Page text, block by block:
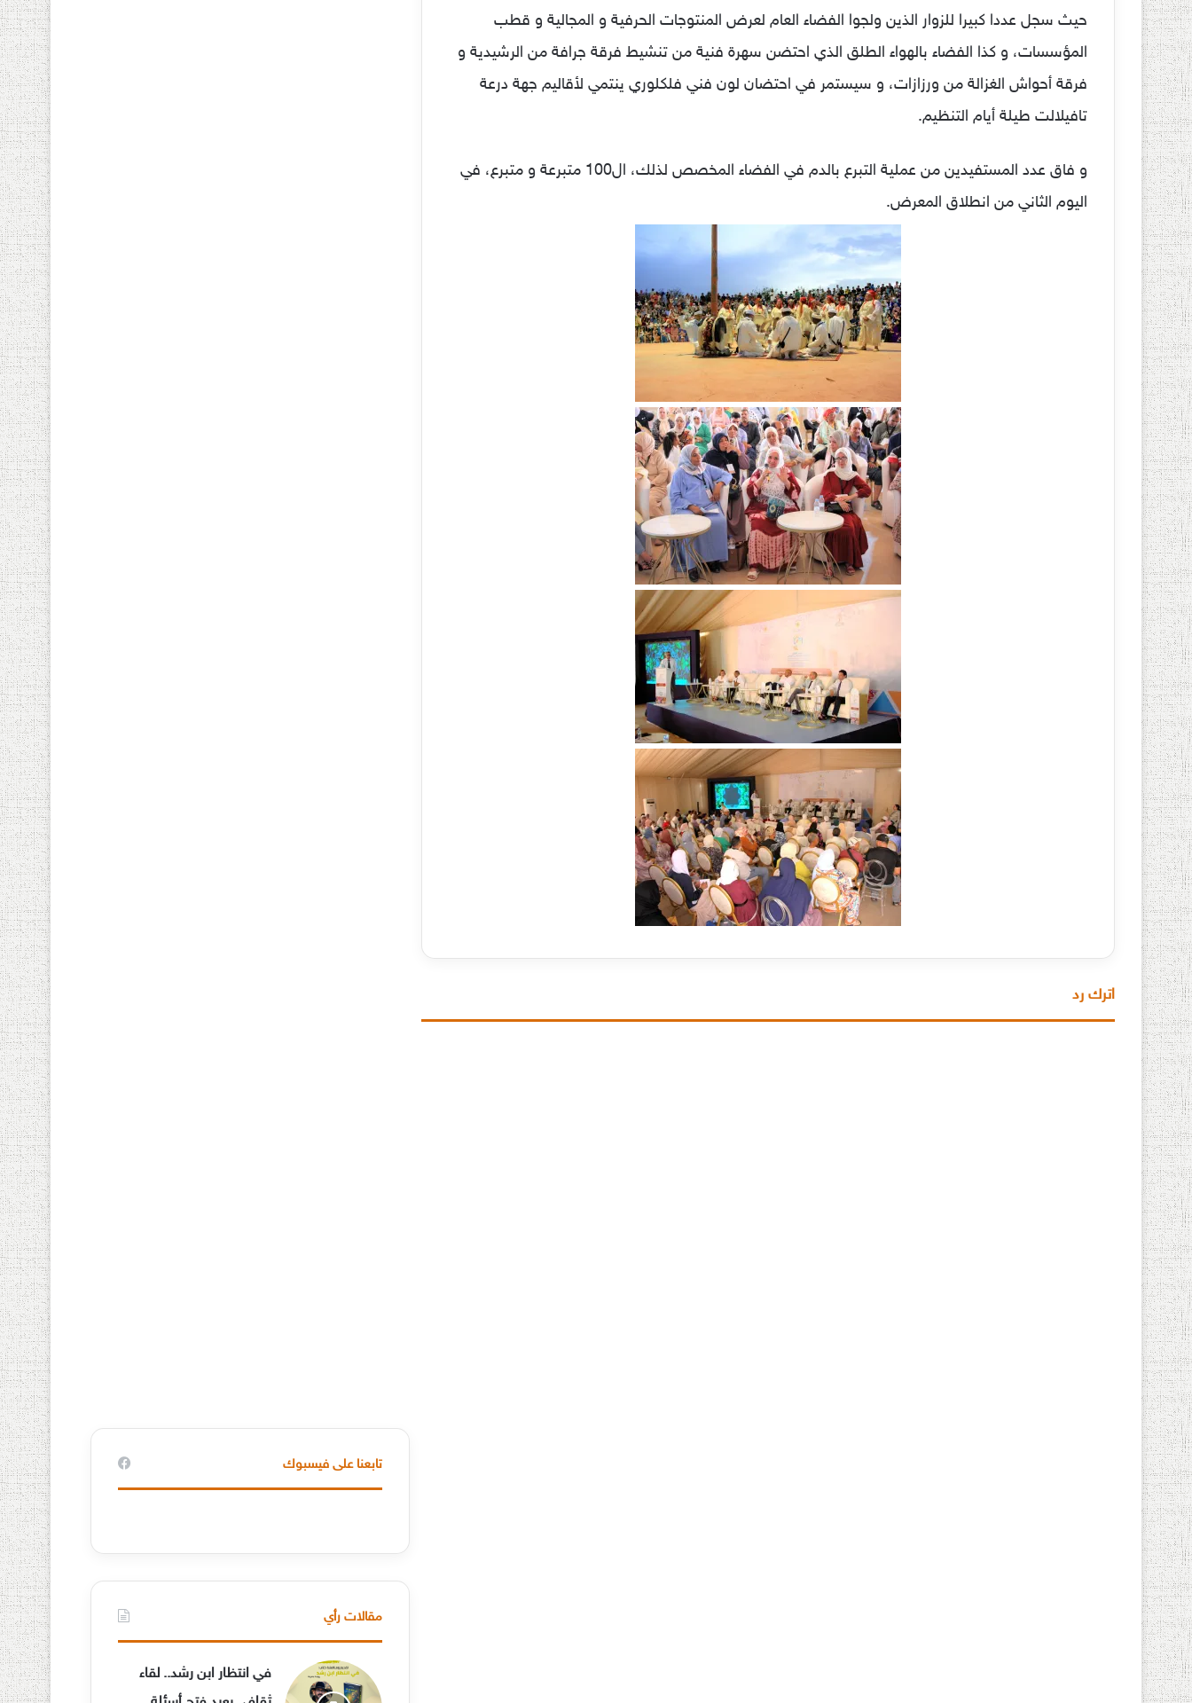
حيث سجل عددا كبيرا للزوار الذين ولجوا الفضاء العام لعرض المنتوجات الحرفية و المجالية و قطب
المؤسسات، و كذا الفضاء بالهواء الطلق الذي احتضن سهرة فنية من تنشيط فرقة جرافة من الرشيدية و
فرقة أحواش الغزالة من ورزازات، و سيستمر في احتضان لون فني فلكلوري ينتمي لأقاليم جهة درعة
تافيلالت طيلة أيام التنظيم.
و فاق عدد المستفيدين من عملية التبرع بالدم في الفضاء المخصص لذلك، ال100 متبرعة و متبرع، في
اليوم الثاني من انطلاق المعرض.
اترك رد
تابعنا على فيسبوك
مقالات رأي
في انتظار ابن رشد.. لقاء